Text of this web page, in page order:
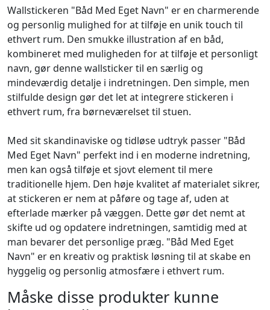
Wallstickeren "Båd Med Eget Navn" er en charmerende
og personlig mulighed for at tilføje en unik touch til
ethvert rum. Den smukke illustration af en båd,
kombineret med muligheden for at tilføje et personligt
navn, gør denne wallsticker til en særlig og
mindeværdig detalje i indretningen. Den simple, men
stilfulde design gør det let at integrere stickeren i
ethvert rum, fra børneværelset til stuen.
Med sit skandinaviske og tidløse udtryk passer "Båd
Med Eget Navn" perfekt ind i en moderne indretning,
men kan også tilføje et sjovt element til mere
traditionelle hjem. Den høje kvalitet af materialet sikrer,
at stickeren er nem at påføre og tage af, uden at
efterlade mærker på væggen. Dette gør det nemt at
skifte ud og opdatere indretningen, samtidig med at
man bevarer det personlige præg. "Båd Med Eget
Navn" er en kreativ og praktisk løsning til at skabe en
hyggelig og personlig atmosfære i ethvert rum.
Måske disse produkter kunne